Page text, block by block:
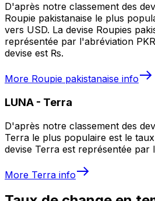
D'après notre classement des
Roupie pakistanaise le plus
vers USD. La devise Roupies
représentée par l'abréviation
devise est ₨.
More Roupie pakistanaise info
LUNA - Terra
D'après notre classement des
Terra le plus populaire est le
devise Terra est représentée par
More Terra info